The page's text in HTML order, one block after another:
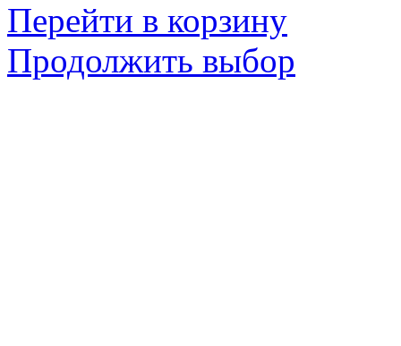
Перейти в корзину
Продолжить выбор